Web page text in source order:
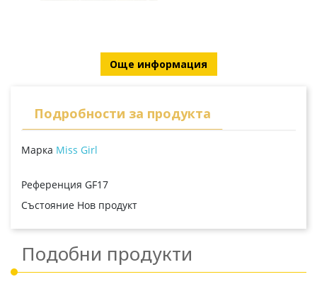
Още информация
Подробности за продукта
Марка Miss Girl
Референция GF17
Състояние Нов продукт
Подобни продукти